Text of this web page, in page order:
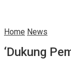
Home News
‘Dukung